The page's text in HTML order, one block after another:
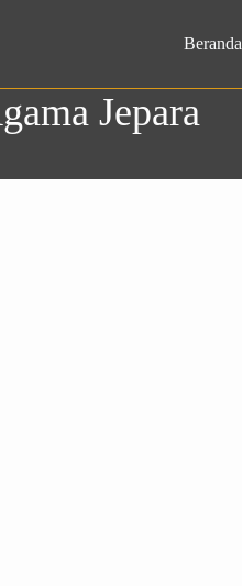
Beranda
Jepara